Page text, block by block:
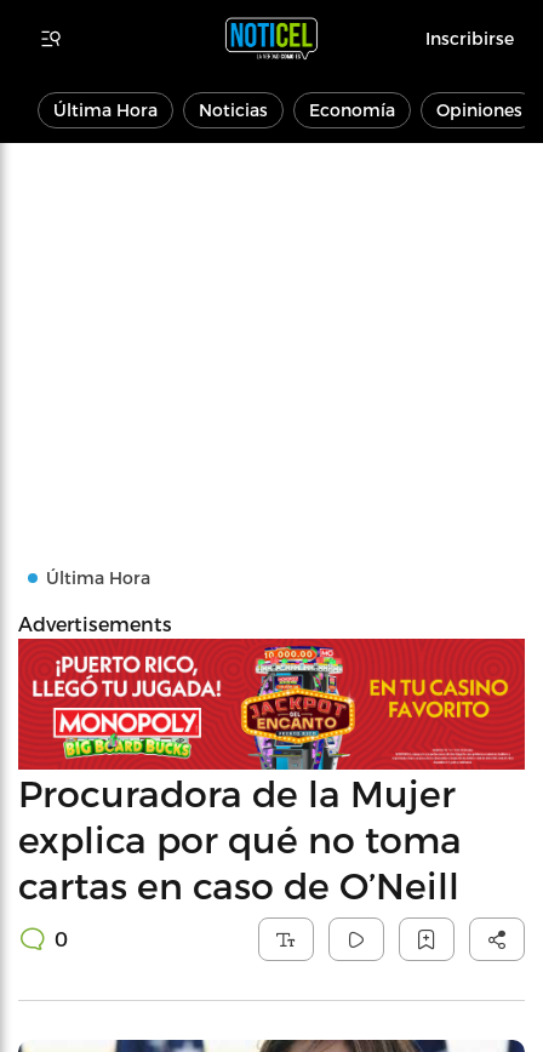
Inscribirse
Última Hora Noticias Economía Opiniones
Última Hora
Advertisements
Procuradora de la Mujer
explica por qué no toma
cartas en caso de O’Neill
0